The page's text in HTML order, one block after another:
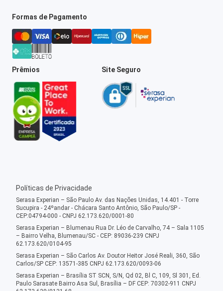
Formas de Pagamento
Prêmios Site Seguro
Políticas de Privacidade
Serasa Experian – São Paulo Av. das Nações Unidas, 14.401 - Torre
Sucupira - 24ºandar - Chácara Santo Antônio, São Paulo/SP -
CEP:04794-000 - CNPJ 62.173.620/0001-80
Serasa Experian – Blumenau Rua Dr. Léo de Carvalho, 74 – Sala 1105
– Bairro Velha, Blumenau/SC - CEP: 89036-239 CNPJ
62.173.620/0104-95
Serasa Experian – São Carlos Av. Doutor Heitor José Reali, 360, São
Carlos/SP CEP: 13571-385 CNPJ 62.173.620/0093-06
Serasa Experian – Brasília ST SCN, S/N, Qd 02, Bl C, 109, Sl 301, Ed.
Paulo Sarasate Bairro Asa Sul, Brasília – DF CEP: 70302-911 CNPJ